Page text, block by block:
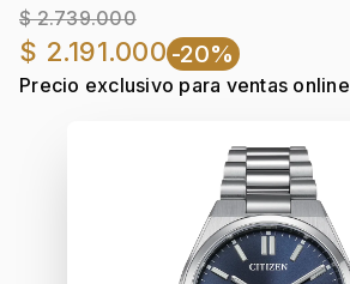
$ 2.739.000
$ 2.191.000 -20%
Precio exclusivo para ventas online